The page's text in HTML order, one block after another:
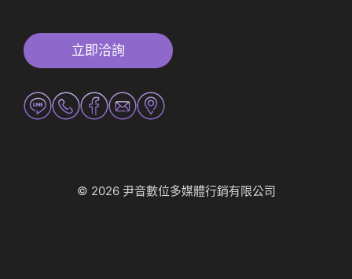
立即洽詢
© 2026 尹音數位多媒體行銷有限公司